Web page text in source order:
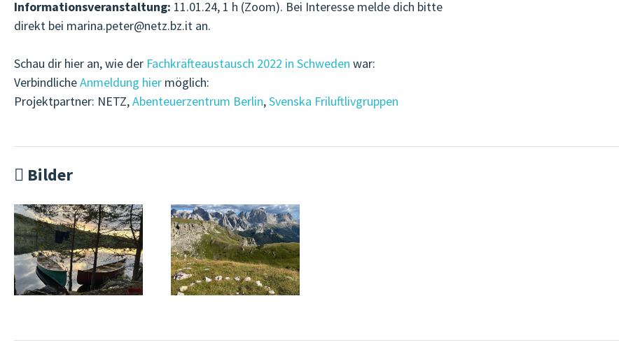
Informationsveranstaltung: 11.01.24, 1 h (Zoom). Bei Interesse melde dich bitte
direkt bei marina.peter@netz.bz.it an.
Schau dir hier an, wie der Fachkräfteaustausch 2022 in Schweden war:
VerbindlicheAnmeldung hier möglich:
Projektpartner: NETZ,Abenteuerzentrum Berlin,Svenska Friluftlivgruppen
Bilder